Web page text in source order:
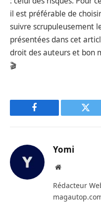
il est préférable de
suivre scrupuleusement
présentées dans cet
droit des auteurs et bon
🎬
Facebook
Yomi
Site
Rédacteur